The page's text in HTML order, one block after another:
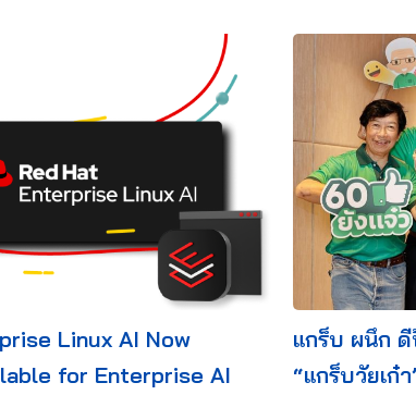
Linux AI Now
for Enterprise AI
แกร็บ ผนึก ดี
“แกร็บวัยเก๋